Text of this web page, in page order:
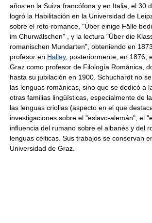
años en la Suiza francófona y en Italia, el 30
logró la Habilitación en la Universidad de
sobre el reto-romance, "Über einige Fälle
im Churwälschen" , y la lectura "Über die
romanischen Mundarten", obteniendo en
profesor en Halley, posteriormente, en 1876,
Graz como profesor de Filología Románica,
hasta su jubilación en 1900. Schuchardt no
las lenguas románicas, sino que se dedicó a
otras familias lingüísticas, especialmente de
las lenguas criollas (aspecto en el que
investigaciones sobre el "eslavo-alemán", el
influencia del rumano sobre el albanés y del
lenguas célticas. Sus trabajos se conservan
Universidad de Graz.